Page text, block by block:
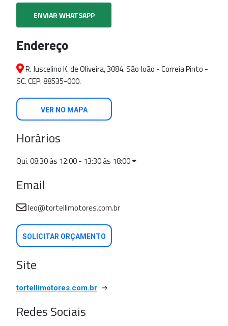
ENVIAR WHATSAPP
Endereço
R. Juscelino K. de Oliveira, 3084. São João - Correia Pinto -
SC. CEP: 88535-000.
VER NO MAPA
Horários
Qui. 08:30 às 12:00 - 13:30 às 18:00
Email
leo@tortellimotores.com.br
SOLICITAR ORÇAMENTO
Site
tortellimotores.com.br
Redes Sociais